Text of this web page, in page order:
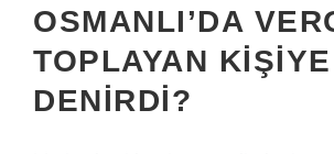
OSMANLI’DA
TOPLAYAN
DENIRDI?